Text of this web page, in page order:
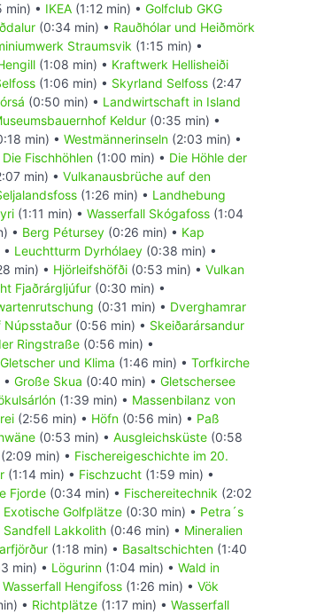
min) • IKEA (1:12 min) • Golfclub GKG
(0:34 min) • Rauðhólar und Heiðmörk
Straumsvik (1:15 min) •
(1:08 min) • Kraftwerk Hellisheiði
(1:06 min) • Skyrland Selfoss (2:47
(0:50 min) • Landwirtschaft in Island
Keldur (0:35 min) •
min) • Westmännerinseln (2:03 min) •
Die Fischhöhlen (1:00 min) • Die Höhle der
min) • Vulkanausbrüche auf den
(1:26 min) • Landhebung
(1:11 min) • Wasserfall Skógafoss (1:04
• Berg Pétursey (0:26 min) • Kap
Leuchtturm Dyrhólaey (0:38 min) •
min) • Hjörleifshöfði (0:53 min) • Vulkan
Fjaðrárgljúfur (0:30 min) •
(0:31 min) • Dverghamrar
Núpsstaður (0:56 min) • Skeiðarársandur
Ringstraße (0:56 min) •
Gletscher und Klima (1:46 min) • Torfkirche
Große Skua (0:40 min) • Gletschersee
(1:39 min) • Massenbilanz von
(2:56 min) • Höfn (0:56 min) • Paß
(0:53 min) • Ausgleichsküste (0:58
(2:09 min) • Fischereigeschichte im 20.
(1:14 min) • Fischzucht (1:59 min) •
Fjorde (0:34 min) • Fischereitechnik (2:02
Exotische Golfplätze (0:30 min) • Petra´s
Sandfell Lakkolith (0:46 min) • Mineralien
(1:18 min) • Basaltschichten (1:40
min) • Lögurinn (1:04 min) • Wald in
Wasserfall Hengifoss (1:26 min) • Vök
• Richtplätze (1:17 min) • Wasserfall